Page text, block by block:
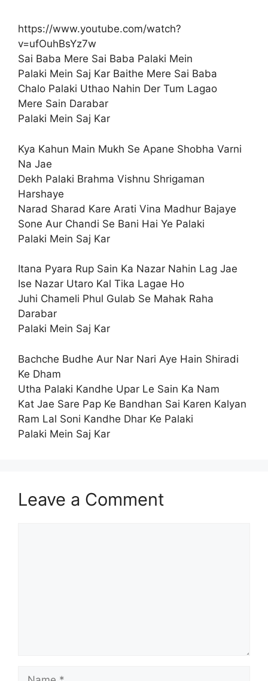
https://www.youtube.com/watch?
v=ufOuhBsYz7w
Sai Baba Mere Sai Baba Palaki Mein
Palaki Mein Saj Kar Baithe Mere Sai Baba
Chalo Palaki Uthao Nahin Der Tum Lagao
Mere Sain Darabar
Palaki Mein Saj Kar
Kya Kahun Main Mukh Se Apane Shobha Varni
Na Jae
Dekh Palaki Brahma Vishnu Shrigaman
Harshaye
Narad Sharad Kare Arati Vina Madhur Bajaye
Sone Aur Chandi Se Bani Hai Ye Palaki
Palaki Mein Saj Kar
Itana Pyara Rup Sain Ka Nazar Nahin Lag Jae
Ise Nazar Utaro Kal Tika Lagae Ho
Juhi Chameli Phul Gulab Se Mahak Raha
Darabar
Palaki Mein Saj Kar
Bachche Budhe Aur Nar Nari Aye Hain Shiradi
Ke Dham
Utha Palaki Kandhe Upar Le Sain Ka Nam
Kat Jae Sare Pap Ke Bandhan Sai Karen Kalyan
Ram Lal Soni Kandhe Dhar Ke Palaki
Palaki Mein Saj Kar
Leave a Comment